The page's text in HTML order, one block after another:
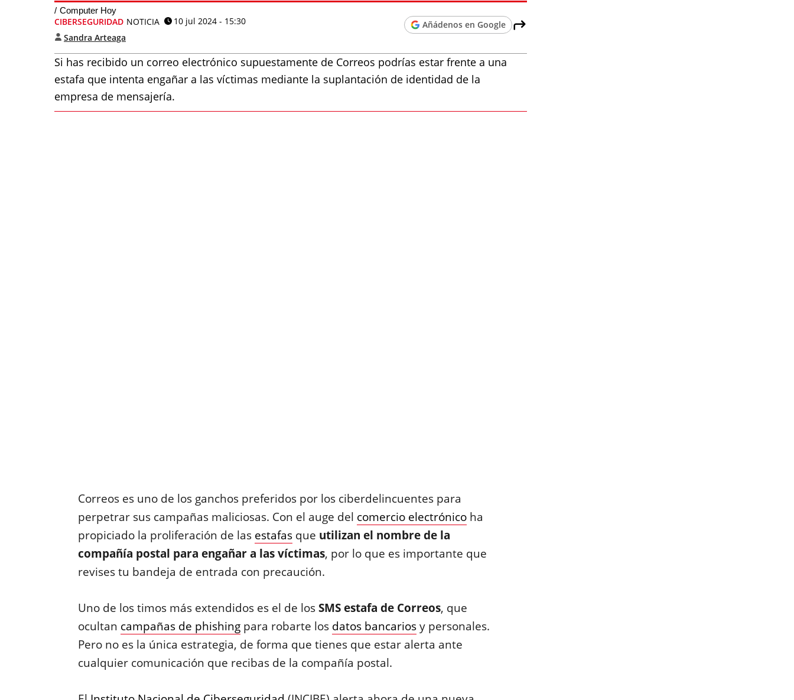
Computer Hoy
CIBERSEGURIDAD NOTICIA
10 jul 2024 - 15:30
Sandra Arteaga
Añádenos en Google
Si has recibido un correo electrónico supuestamente de Correos podrías estar frente a una
estafa que intenta engañar a las víctimas mediante la suplantación de identidad de la
empresa de mensajería.
Correos es uno de los ganchos preferidos por los ciberdelincuentes para
perpetrar sus campañas maliciosas. Con el auge del comercio electrónicoha
propiciado la proliferación de las estafasque utilizan el nombre de la
compañía postal para engañar a las víctimas, por lo que es importante que
revises tu bandeja de entrada con precaución.
Uno de los timos más extendidos es el de losSMS estafa de Correos, que
ocultan campañas de phishingpara robarte los datos bancariosy personales.
Pero no es la única estrategia, de forma que tienes que estar alerta ante
cualquier comunicación que recibas de la compañía postal.